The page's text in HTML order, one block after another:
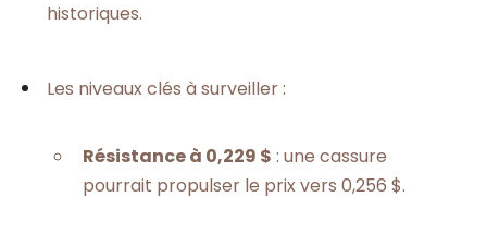
historiques.
Les niveaux clés à surveiller :
Résistance à 0,229 $ : une cassure
pourrait propulser le prix vers 0,256 $.